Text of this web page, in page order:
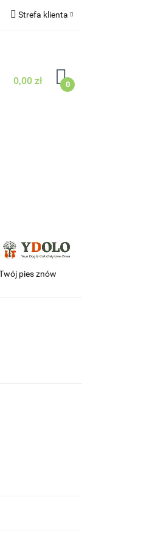
Strefa klienta
Zapytaj
0,00 zł 0
pies znów